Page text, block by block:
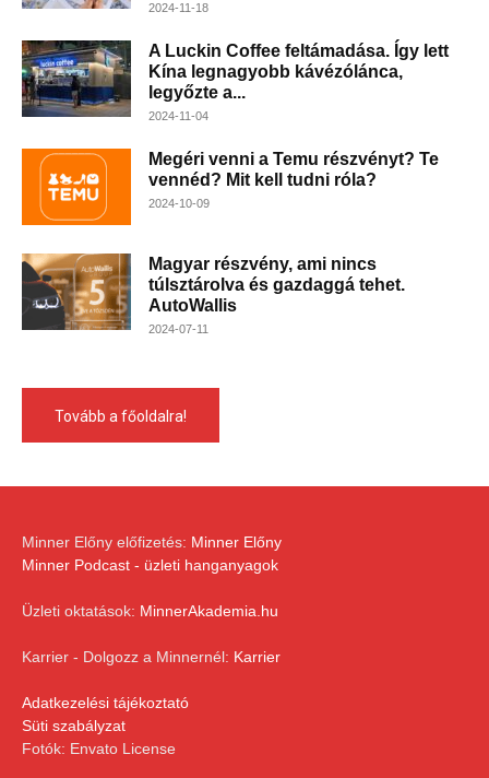
2024-11-18
A Luckin Coffee feltámadása. Így lett
Kína legnagyobb kávézólánca,
legyőzte a...
2024-11-04
Megéri venni a Temu részvényt? Te
vennéd? Mit kell tudni róla?
2024-10-09
Magyar részvény, ami nincs
túlsztárolva és gazdaggá tehet.
AutoWallis
2024-07-11
Tovább a főoldalra!
Minner Előny előfizetés: Minner Előny
Minner Podcast - üzleti hanganyagok
Üzleti oktatások: MinnerAkademia.hu
Karrier - Dolgozz a Minnernél: Karrier
Adatkezelési tájékoztató
Süti szabályzat
Fotók: Envato License